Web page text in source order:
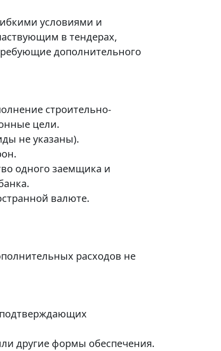
условиями и
в тендерах,
дополнительного
строительно-
цели.
не указаны).
одного заемщика и
валюте.
расходов не
подтверждающих
другие формы обеспечения.